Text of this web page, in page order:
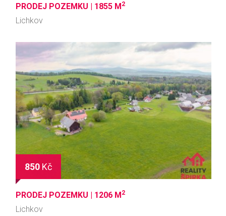
PRODEJ POZEMKU | 1855 M 2
Lichkov
850Kč
PRODEJ POZEMKU | 1206 M 2
Lichkov